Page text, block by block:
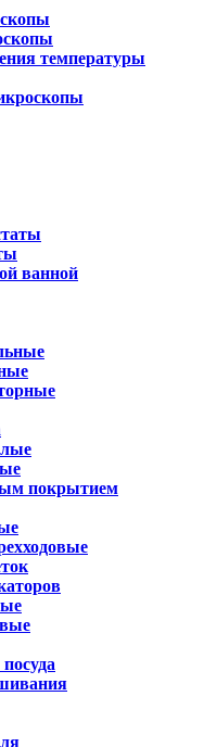
температуры
ванной
покрытием